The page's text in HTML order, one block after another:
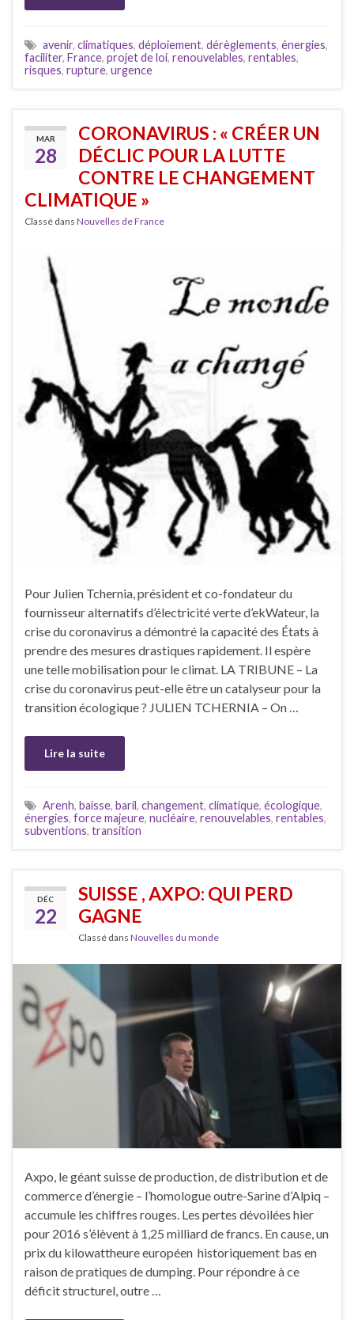
avenir, climatiques, déploiement, dérèglements, énergies,
faciliter, France, projet de loi, renouvelables, rentables,
risques, rupture, urgence
MAR
28
CORONAVIRUS : « CRÉER UN
DÉCLIC POUR LA LUTTE
CONTRE LE CHANGEMENT
CLIMATIQUE »
Classé dans Nouvelles de France
Pour Julien Tchernia, président et co-fondateur du
fournisseur alternatifs d’électricité verte d’ekWateur, la
crise du coronavirus a démontré la capacité des États à
prendre des mesures drastiques rapidement. Il espère
une telle mobilisation pour le climat. LA TRIBUNE – La
crise du coronavirus peut-elle être un catalyseur pour la
transition écologique ? JULIEN TCHERNIA – On …
Lire la suite
Arenh, baisse, baril, changement, climatique, écologique,
énergies, force majeure, nucléaire, renouvelables, rentables,
subventions, transition
DÉC
22
SUISSE , AXPO: QUI PERD
GAGNE
Classé dans Nouvelles du monde
Axpo, le géant suisse de production, de distribution et de
commerce d’énergie – l’homologue outre-Sarine d’Alpiq –
accumule les chiffres rouges. Les pertes dévoilées hier
pour 2016 s’élèvent à 1,25 milliard de francs. En cause, un
prix du kilowattheure européen historiquement bas en
raison de pratiques de dumping. Pour répondre à ce
déficit structurel, outre …